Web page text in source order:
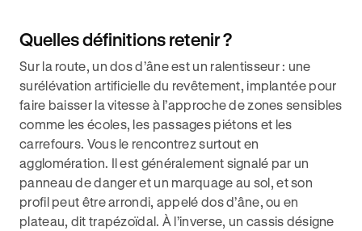
Quelles définitions retenir ?
Sur la route, un dos d’âne est un ralentisseur : une
surélévation artificielle du revêtement, implantée pour
faire baisser la vitesse à l’approche de zones sensibles
comme les écoles, les passages piétons et les
carrefours. Vous le rencontrez surtout en
agglomération. Il est généralement signalé par un
panneau de danger et un marquage au sol, et son
profil peut être arrondi, appelé dos d’âne, ou en
plateau, dit trapézoïdal. À l’inverse, un cassis désigne